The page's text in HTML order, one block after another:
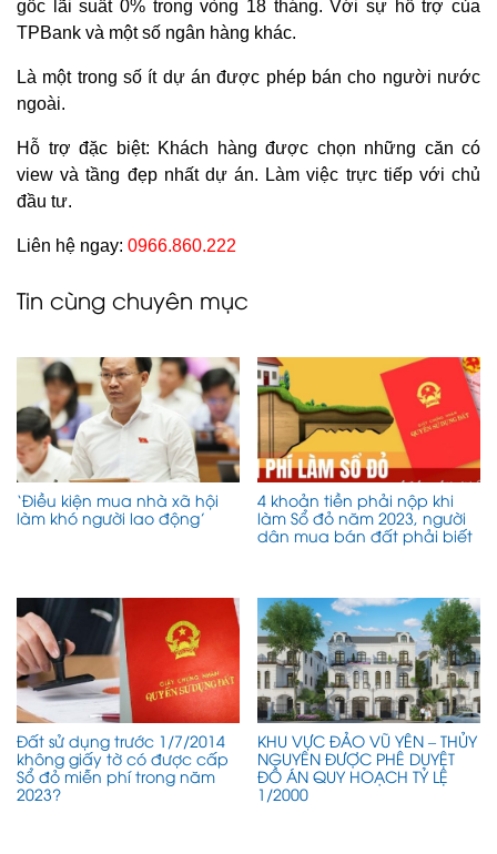
gốc lãi suất 0% trong vòng 18 tháng. Với sự hỗ trợ của
TPBank và một số ngân hàng khác.
Là một trong số ít dự án được phép bán cho người nước
ngoài.
Hỗ trợ đặc biệt: Khách hàng được chọn những căn có
view và tầng đẹp nhất dự án. Làm việc trực tiếp với chủ
đầu tư.
Liên hệ ngay: 0966.860.222
Tin cùng chuyên mục
‘Điều kiện mua nhà xã hội
làm khó người lao động’
4 khoản tiền phải nộp khi
làm Sổ đỏ năm 2023, người
dân mua bán đất phải biết
Đất sử dụng trước 1/7/2014
không giấy tờ có được cấp
Sổ đỏ miễn phí trong năm
2023?
KHU VỰC ĐẢO VŨ YÊN – THỦY
NGUYÊN ĐƯỢC PHÊ DUYỆT
ĐỒ ÁN QUY HOẠCH TỶ LỆ
1/2000